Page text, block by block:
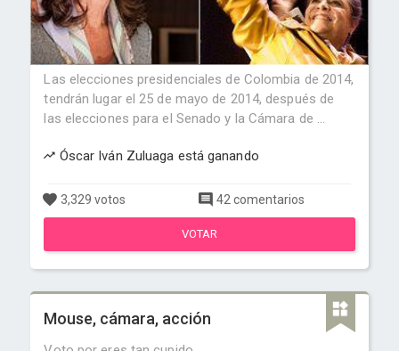
Las elecciones presidenciales de Colombia de 2014,
tendrán lugar el 25 de mayo de 2014, después de
las elecciones para el Senado y la Cámara de ...
Óscar Iván Zuluaga está ganando
3,329 votos 42 comentarios
VOTAR
Mouse, cámara, acción